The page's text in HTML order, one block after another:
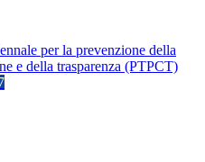
per la prevenzione della
e della trasparenza (PTPCT)